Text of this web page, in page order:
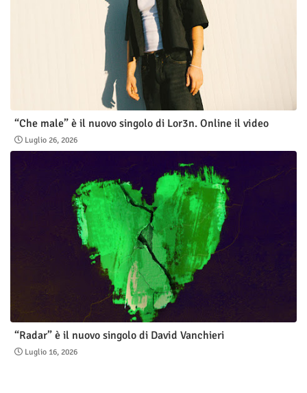
“Che male” è il nuovo singolo di Lor3n. Online il video
Luglio 26, 2026
“Radar” è il nuovo singolo di David Vanchieri
Luglio 16, 2026